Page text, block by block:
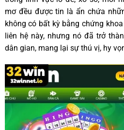
mơ đều được tin là ẩn chứa
không có bất kỳ bằng chứng
liên hệ này, nhưng nó đã trở
dân gian, mang lại sự thú vị, hy